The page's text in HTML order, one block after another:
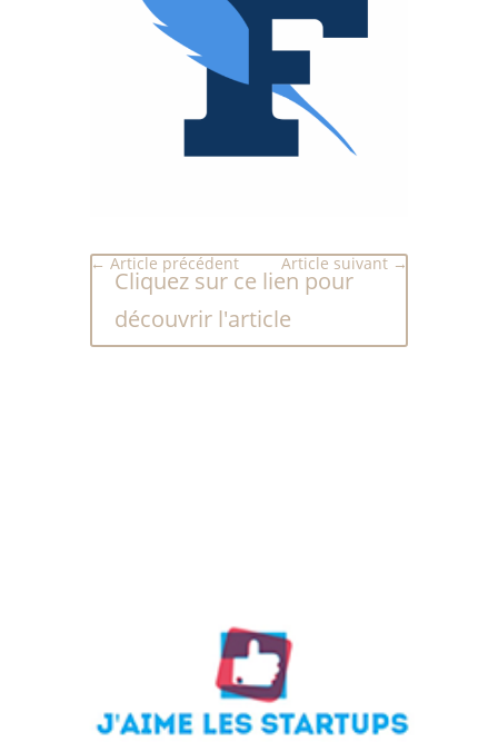
←Article précédent Article suivant→
Cliquez sur ce lien pour
découvrir l'article